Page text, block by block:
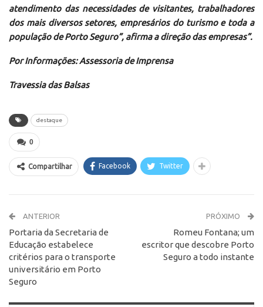
atendimento das necessidades de visitantes, trabalhadores
dos mais diversos setores, empresários do turismo e toda a
população de Porto Seguro”, afirma a direção das empresas”.
Por Informações: Assessoria de Imprensa
Travessia das Balsas
destaque
0
Compartilhar Facebook Twitter
ANTERIOR
Portaria da Secretaria de
Educação estabelece
critérios para o transporte
universitário em Porto
Seguro
PRÓXIMO
Romeu Fontana; um
escritor que descobre Porto
Seguro a todo instante